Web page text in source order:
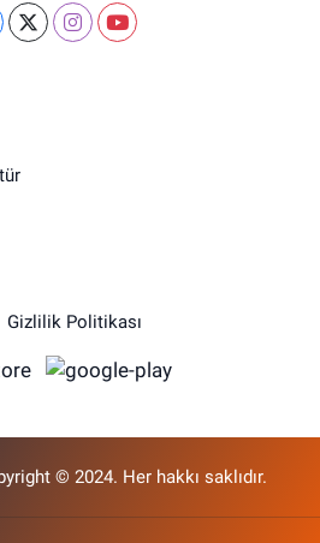
Gizlilik Politikası
© 2024. Her hakkı saklıdır.